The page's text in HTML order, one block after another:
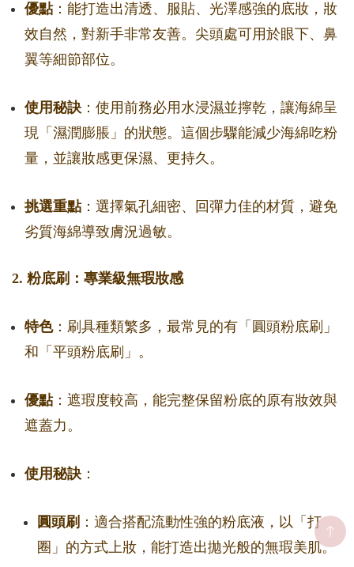
優點：能打造出清透、服貼、光澤感強的底妝，妝
效自然，對新手非常友善。尖頭處可用於眼下、鼻
翼等細節部位。
使用秘訣 ：使用前務必用水浸濕並擰乾，讓海綿呈
現「濕潤膨脹」的狀態。這個步驟能減少海綿吃粉
量，並讓妝感更保濕、更持久。
挑選重點：選擇氣孔細密、回彈力佳的材質，避免
劣質海綿導致膚況過敏。
2. 粉底刷：專業級無瑕妝感
特色：刷具種類繁多，最常見的有「圓頭粉底刷」
和「平頭粉底刷」。
優點：遮瑕度較高，能完整保留粉底的原有妝效與
遮蓋力。
使用秘訣 ：
圓頭刷 ：適合搭配流動性強的粉底液，以「打
圈」的方式上妝，能打造出拋光般的無瑕美肌。